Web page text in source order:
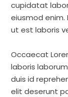
cupidatat
eiusmod
ut est laboris
Occaecat
laboris
duis id
elit deserunt